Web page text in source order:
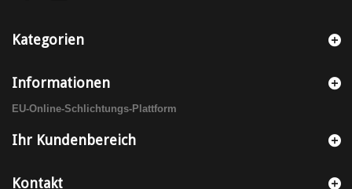
Kategorien
Informationen
EU-Online-Schlichtungs-Plattform
Ihr Kundenbereich
Kontakt